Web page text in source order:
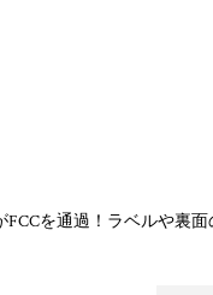
を通過！ラベルや裏